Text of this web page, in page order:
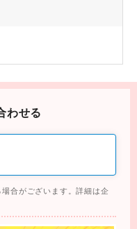
わせる
合がございます。詳細は企